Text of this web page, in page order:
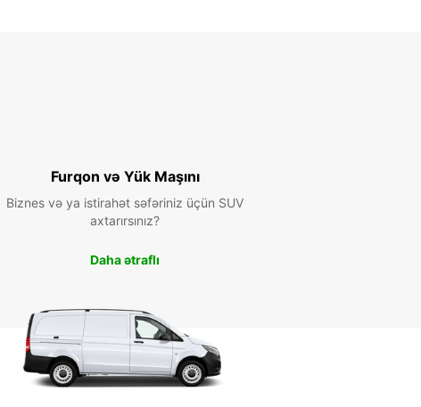
Furqon və Yük Maşını
Biznes və ya istirahət səfəriniz üçün SUV
axtarırsınız?
Daha ətraflı